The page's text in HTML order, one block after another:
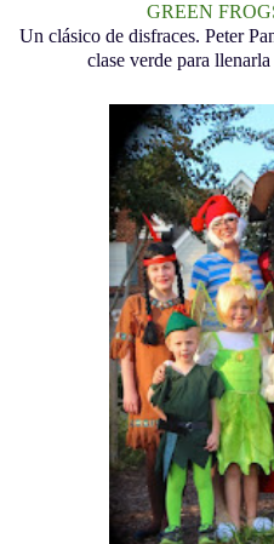
GREEN
Un clásico de disfraces. Peter
clase verde para